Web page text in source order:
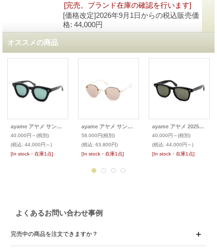
[完売。ブランド在庫の確認を行います]
[価格改定]2026年9月1日からの税込販売価
格: 44,000円
オススメの商品
ayame アヤメ サングラス TORO トロ
40,000円～(税別)
(税込: 44,000円～)
[In stock・在庫1点]
ayame アヤメ サングラス HEX RW
58,000円(税別)
(税込: 63,800円)
[In stock・在庫1点]
ayame アヤメ 2025SSサングラス ZEN II
40,000円～(税別)
(税込: 44,000円～)
[In stock・在庫1点]
よくあるお問い合わせ事例
完売中の商品を注文できますか？